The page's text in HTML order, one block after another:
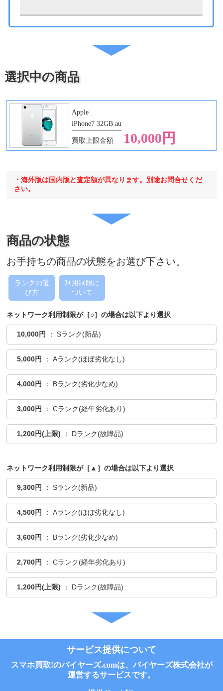
・iPad mini5
・iPad Pro 11 第1世
代
世代
・iPad Pro 12.9 第2
世代
・iPad Pro 13 第1世
代
選択中の商品
Apple
iPhone7 32GB au
買取上限金額 10,000円
・海外版は国内版と査定額が異なります。別途お問合せくだ
さい。
商品の状態
お手持ちの商品の状態をお選び下さい。
ランクの選
び方
利用制限に
ついて
ネットワーク利用制限が［○］の場合は以下より選択
10,000円 ： Sランク(新品)
5,000円 ： Aランク(ほぼ劣化なし)
4,000円 ： Bランク(劣化少なめ)
3,000円 ： Cランク(経年劣化あり)
1,200円(上限) ： Dランク(故障品)
ネットワーク利用制限が［▲］の場合は以下より選択
9,300円 ： Sランク(新品)
4,500円 ： Aランク(ほぼ劣化なし)
3,600円 ： Bランク(劣化少なめ)
2,700円 ： Cランク(経年劣化あり)
1,200円(上限) ： Dランク(故障品)
サービス提供について
スマホ買取!のバイヤーズ.comは、バイヤーズ株式会社が
運営するサービスです。